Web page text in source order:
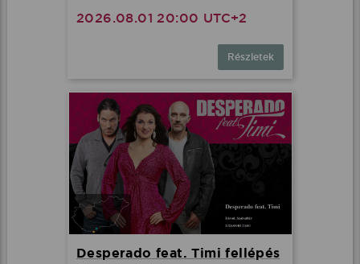
2026.08.01 20:00 UTC+2
Részletek
Desperado feat. Timi fellépés